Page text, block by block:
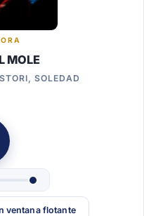
MOLE
SOLEDAD
ventana flotante